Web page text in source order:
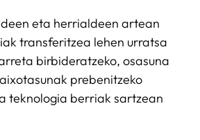
eta herrialdeen artean
transferitzea lehen urratsa
birbideratzeko, osasuna
prebenitzeko
teknologia berriak sartzean